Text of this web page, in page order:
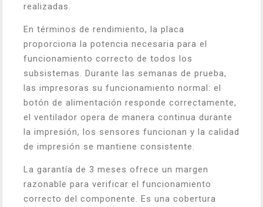
realizadas.
En términos de rendimiento, la placa
proporciona la potencia necesaria para el
funcionamiento correcto de todos los
subsistemas. Durante las semanas de prueba,
las impresoras su funcionamiento normal: el
botón de alimentación responde correctamente,
el ventilador opera de manera continua durante
la impresión, los sensores funcionan y la calidad
de impresión se mantiene consistente.
La garantía de 3 meses ofrece un margen
razonable para verificar el funcionamiento
correcto del componente. Es una cobertura